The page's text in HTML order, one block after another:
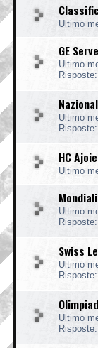
Ultimo
GE
Ultimo
Risposte:
Ultimo
Risposte:
HC Ajoie
Ultimo
Ultimo
Risposte:
Swiss
Ultimo
Risposte:
Ultimo
Risposte: